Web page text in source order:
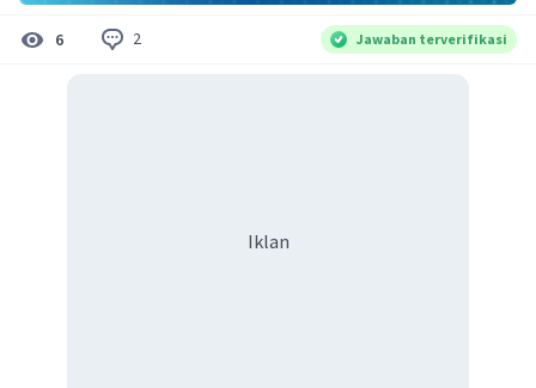
6 2 Jawaban terverifikasi
Iklan